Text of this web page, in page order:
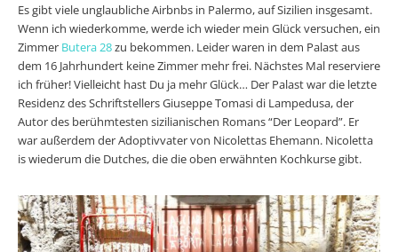
Es gibt viele unglaubliche Airbnbs in Palermo, auf Sizilien insgesamt.
Wenn ich wiederkomme, werde ich wieder mein Glück versuchen, ein
Zimmer Butera 28zu bekommen. Leider waren in dem Palast aus
dem 16 Jahrhundert keine Zimmer mehr frei. Nächstes Mal reserviere
ich früher! Vielleicht hast Du ja mehr Glück… Der Palast war die letzte
Residenz des Schriftstellers Giuseppe Tomasi di Lampedusa, der
Autor des berühmtesten sizilianischen Romans “Der Leopard”. Er
war außerdem der Adoptivvater von Nicolettas Ehemann. Nicoletta
is wiederum die Dutches, die die oben erwähnten Kochkurse gibt.